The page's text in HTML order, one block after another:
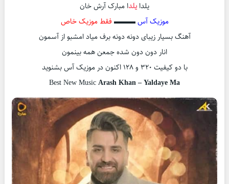
یلدا یلدا مبارک آرش خان
موزیک آس▬▬▬ فقط موزیک خاص
آهنگ بسیار زیبای دونه دونه برف میاد امشبو از آسمون
انار دون دون شده جمعن همه بینمون
با دو کیفیت ۳۲۰ و ۱۲۸ اکنون در موزیک آس بشنوید
Best New MusicArash Khan – Yaldaye Ma